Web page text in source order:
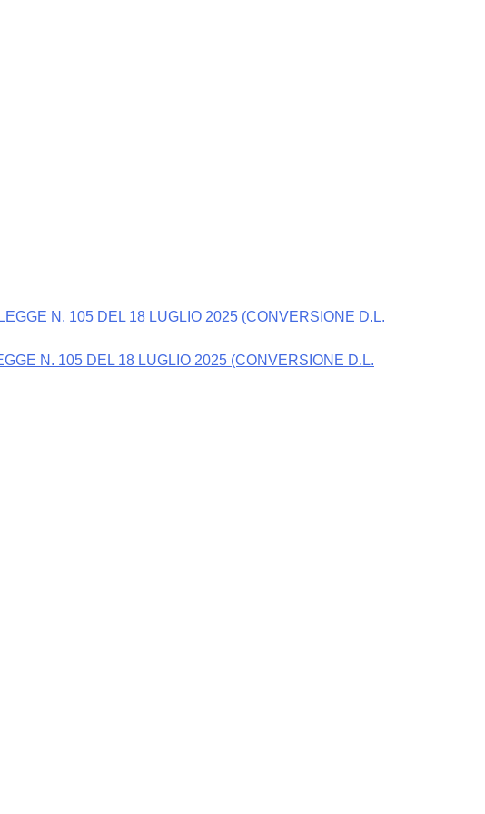
N. 105 DEL 18 LUGLIO 2025 (CONVERSIONE D.L.